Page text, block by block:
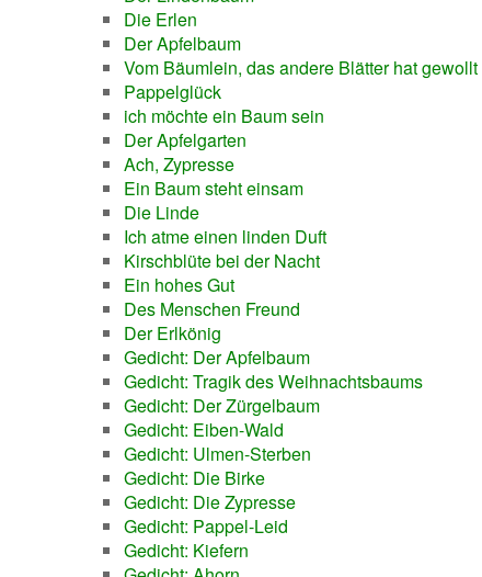
Die Erlen
Der Apfelbaum
Vom Bäumlein, das andere Blätter hat gewollt
Pappelglück
ich möchte ein Baum sein
Der Apfelgarten
Ach, Zypresse
Ein Baum steht einsam
Die Linde
Ich atme einen linden Duft
Kirschblüte bei der Nacht
Ein hohes Gut
Des Menschen Freund
Der Erlkönig
Gedicht: Der Apfelbaum
Gedicht: Tragik des Weihnachtsbaums
Gedicht: Der Zürgelbaum
Gedicht: Eiben-Wald
Gedicht: Ulmen-Sterben
Gedicht: Die Birke
Gedicht: Die Zypresse
Gedicht: Pappel-Leid
Gedicht: Kiefern